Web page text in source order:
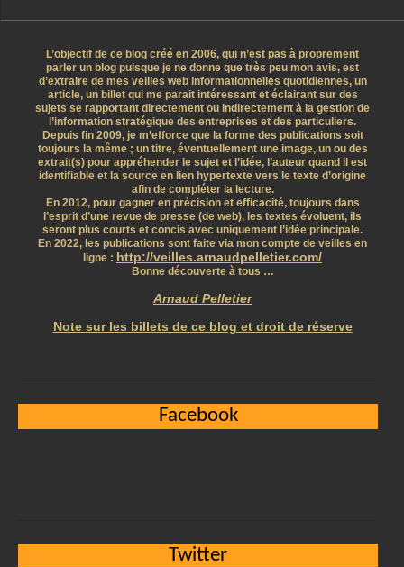
L’objectif de ce blog créé en 2006, qui n’est pas à proprement
parler un blog puisque je ne donne que très peu mon avis, est
d’extraire de mes veilles web informationnelles quotidiennes, un
article, un billet qui me parait intéressant et éclairant sur des
sujets se rapportant directement ou indirectement à la gestion de
l’information stratégique des entreprises et des particuliers.
Depuis fin 2009, je m’efforce que la forme des publications soit
toujours la même ; un titre, éventuellement une image, un ou des
extrait(s) pour appréhender le sujet et l’idée, l’auteur quand il est
identifiable et la source en lien hypertexte vers le texte d’origine
afin de compléter la lecture.
En 2012, pour gagner en précision et efficacité, toujours dans
l’esprit d’une revue de presse (de web), les textes évoluent, ils
seront plus courts et concis avec uniquement l’idée principale.
En 2022, les publications sont faite via mon compte de veilles en
ligne : http://veilles.arnaudpelletier.com/
Bonne découverte à tous …
Arnaud Pelletier
Note sur les billets de ce blog et droit de réserve
Facebook
Twitter